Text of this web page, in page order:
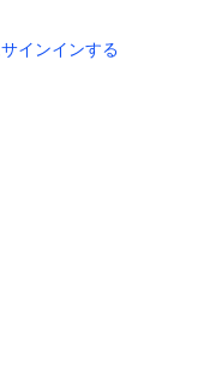
サインインする